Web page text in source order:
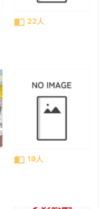
import_contacts 22人
import_contacts 19人